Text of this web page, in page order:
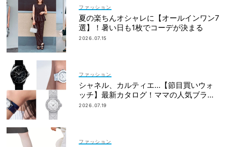
ファッション
夏の楽ちんオシャレに【オールインワン7
選】！暑い日も1枚でコーデが決まる
2026.07.15
ファッション
シャネル、カルティエ…【節目買いウォ
ッチ】最新カタログ！ママの人気ブラン
ドを網羅
2026.07.19
ファッション